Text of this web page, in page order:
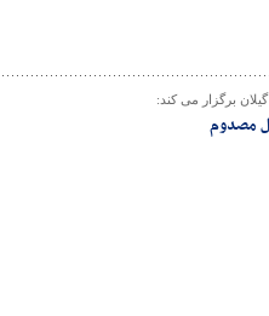
برگزار می کند:
مصدوم